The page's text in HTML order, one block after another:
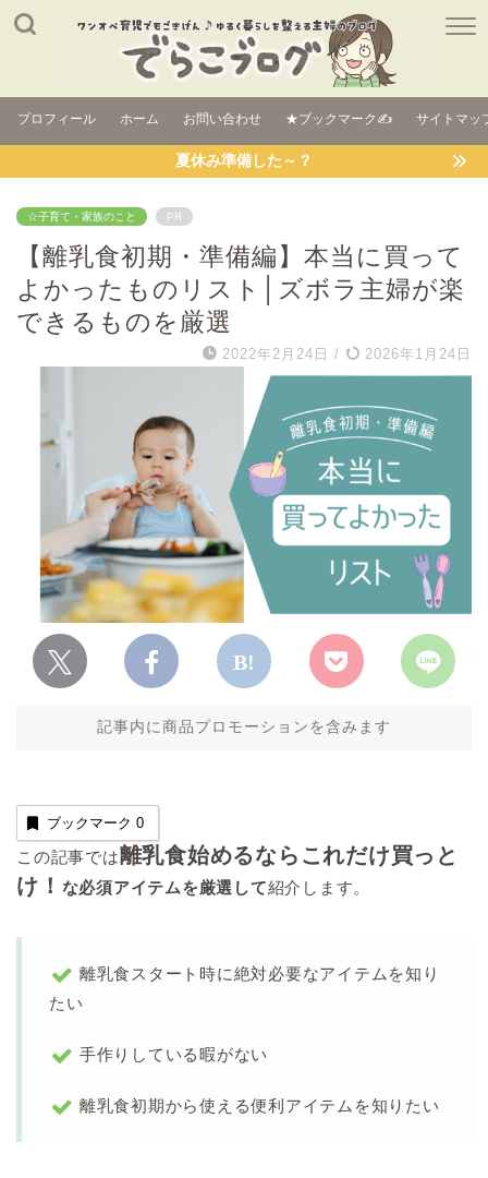
プロフィール ホーム お問い合わせ ★ブックマーク✍ サイトマッ
夏休み準備した～？
☆子育て・家族のこと PR
【離乳食初期・準備編】本当に買って
よかったものリスト│ズボラ主婦が楽
できるものを厳選
2022年2月24日 / 2026年1月24日
記事内に商品プロモーションを含みます
ブックマーク 0
この記事では離乳食始めるならこれだけ買っと
け！ な必須アイテムを厳選して紹介します。
離乳食スタート時に絶対必要なアイテムを知り
たい
手作りしている暇がない
離乳食初期から使える便利アイテムを知りたい